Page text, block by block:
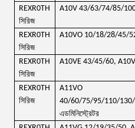
REXR0TH
সিরিজ
A10V 43/63/74/85/
REXR0TH
সিরিজ
A10VO 10/18/28/45/
REXR0TH
সিরিজ
A10VE 43/45/60,
REXR0TH
সিরিজ
A11VO
40/60/75/95/110/
এডমিনিস্ট্রেটর